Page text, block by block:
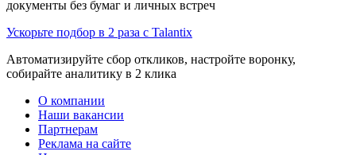
документы без бумаг и личных встреч
Ускорьте подбор в 2 раза с Talantix
Автоматизируйте сбор откликов, настройте воронку,
собирайте аналитику в 2 клика
О компании
Наши вакансии
Партнерам
Реклама на сайте